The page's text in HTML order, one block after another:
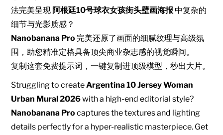
法完美呈现 阿根廷10号球衣女孩街头壁画海报 中复杂的
细节与光影质感？
Nanobanana Pro 完美还原了画面的细腻纹理与高级氛
围，助您精准定格具备顶尖商业杂志感的视觉瞬间。
复制这套免费提示词，一键复制进顶级模型，秒出大片。
Struggling to create Argentina 10 Jersey Woman
Urban Mural 2026with a high-end editorial style?
Nanobanana Pro captures the textures and lighting
details perfectly for a hyper-realistic masterpiece. Get